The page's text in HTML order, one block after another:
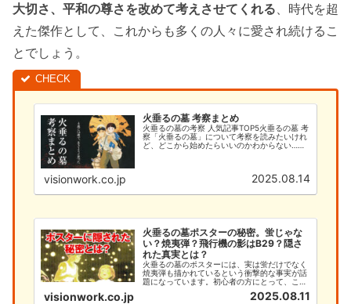
大切さ、平和の尊さを改めて考えさせてくれる、時代を超
えた傑作として、これからも多くの人々に愛され続けるこ
とでしょう。
火垂るの墓 考察まとめ
火垂るの墓の考察 人気記事TOP5火垂るの墓 考
察「火垂るの墓」について考察を読みたいけれ
ど、どこから始めたらいいのかわからない…そ
visionwork.co.jp 2025.08.14
火垂るの墓ポスターの秘密。蛍じゃな
い？焼夷弾？飛行機の影はB29？隠さ
れた真実とは？
火垂るの墓のポスターには、実は蛍だけでなく
焼夷弾も描かれているという衝撃的な事実が話
題になっています。初心者の方にとって、この
深い意味を理解することは、作品への理解を大
きく深める重要なポイントです。本記事では、
visionwork.co.jp 2025.08.11